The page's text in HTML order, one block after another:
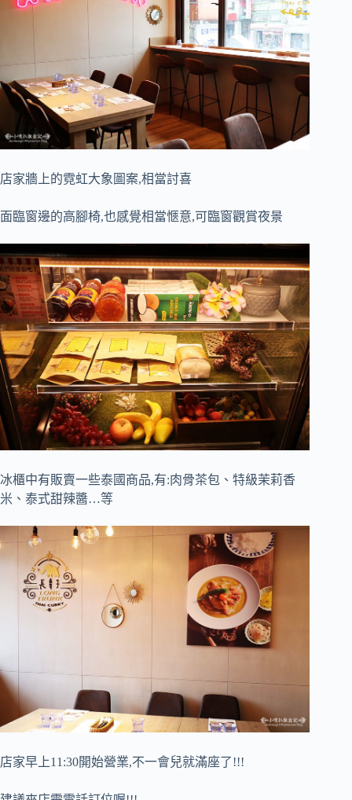
店家牆上的霓虹大象圖案,相當討喜
面臨窗邊的高腳椅,也感覺相當愜意,可臨窗觀賞夜景
冰櫃中有販賣一些泰國商品,有:肉骨茶包、特級茉莉香
米、泰式甜辣醬…等
店家早上11:30開始營業,不一會兒就滿座了!!!